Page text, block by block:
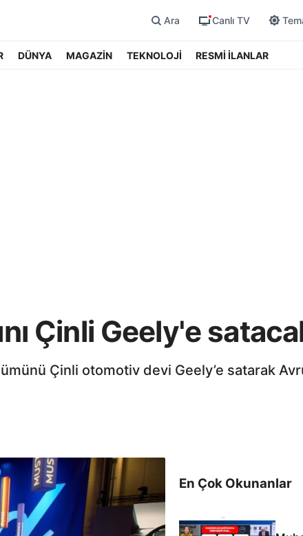
Ara Canlı TV
DÜNYA MAGAZİN TEKNOLOJİ RESMİ İLANLAR
Çinli Geely'e
Çinli otomotiv devi Geely’e satarak
En Çok Okunanlar